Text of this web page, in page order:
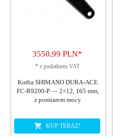
3550,99 PLN*
* z podatkiem VAT
Korba SHIMANO DURA-ACE
FC-R9200-P — 2×12, 165 mm,
z pomiarem mocy
KUP TERAZ!